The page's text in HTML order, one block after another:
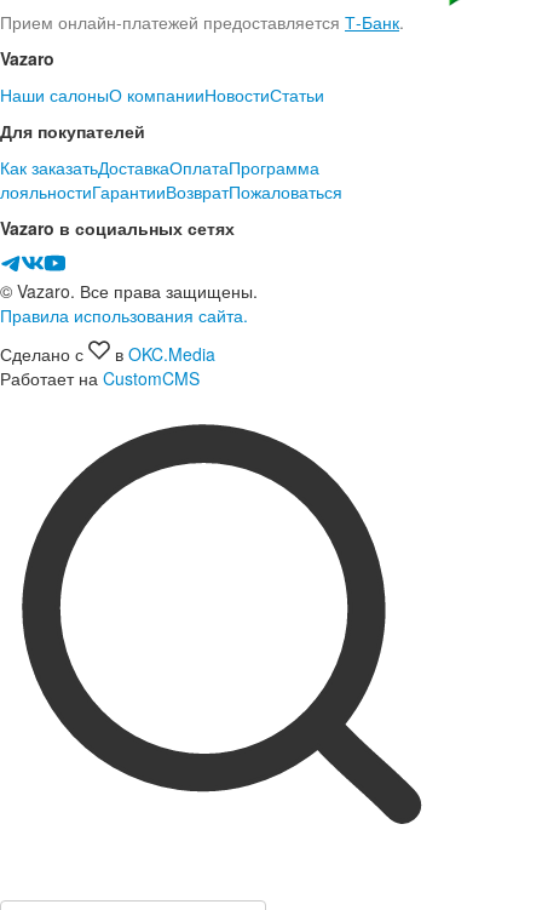
Прием онлайн-платежей предоставляется Т-Банк.
Vazaro
Наши салоныО компанииНовостиСтатьи
Для покупателей
Как заказатьДоставкаОплатаПрограмма
лояльностиГарантииВозвратПожаловаться
Vazaro в социальных сетях
© Vazaro. Все права защищены.
Правила использования сайта.
Сделано с
в OKC.Media
Работает на CustomCMS